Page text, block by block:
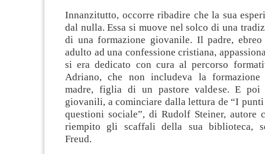
Innanzitutto, occorre ribadire che la sua
dal nulla. Essa si muove nel solco di una
di una formazione giovanile. Il padre,
adulto ad una confessione cristiana,
si era dedicato con cura al percorso
Adriano, che non includeva la
madre, figlia di un pastore valdese. E
giovanili, a cominciare dalla lettura de “I
questioni sociale”, di Rudolf Steiner, autore
riempito gli scaffali della sua biblioteca,
Freud.